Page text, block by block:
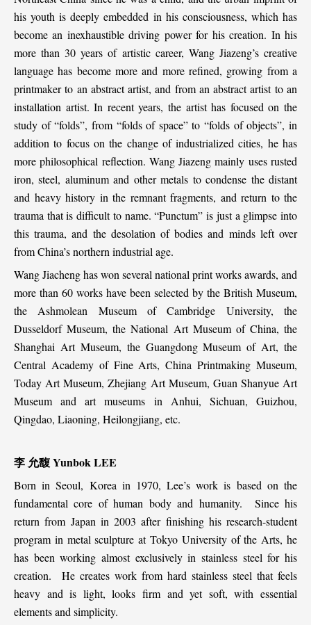
his youth is deeply embedded in his consciousness, which has
become an inexhaustible driving power for his creation. In his
more than 30 years of artistic career, Wang Jiazeng’s creative
language has become more and more refined, growing from a
printmaker to an abstract artist, and from an abstract artist to an
installation artist. In recent years, the artist has focused on the
study of “folds”, from “folds of space” to “folds of objects”, in
addition to focus on the change of industrialized cities, he has
more philosophical reflection. Wang Jiazeng mainly uses rusted
iron, steel, aluminum and other metals to condense the distant
and heavy history in the remnant fragments, and return to the
trauma that is difficult to name. “Punctum” is just a glimpse into
this trauma, and the desolation of bodies and minds left over
from China’s northern industrial age.
Wang Jiacheng has won several national print works awards, and
more than 60 works have been selected by the British Museum,
the Ashmolean Museum of Cambridge University, the
Dusseldorf Museum, the National Art Museum of China, the
Shanghai Art Museum, the Guangdong Museum of Art, the
Central Academy of Fine Arts, China Printmaking Museum,
Today Art Museum, Zhejiang Art Museum, Guan Shanyue Art
Museum and art museums in Anhui, Sichuan, Guizhou,
Qingdao, Liaoning, Heilongjiang, etc.
李 允馥Yunbok LEE
Born in Seoul, Korea in 1970, Lee’s work is based on the
fundamental core of human body and humanity. Since his
return from Japan in 2003 after finishing his research-student
program in metal sculpture at Tokyo University of the Arts, he
has been working almost exclusively in stainless steel for his
creation. He creates work from hard stainless steel that feels
heavy and is light, looks firm and yet soft, with essential
elements and simplicity.